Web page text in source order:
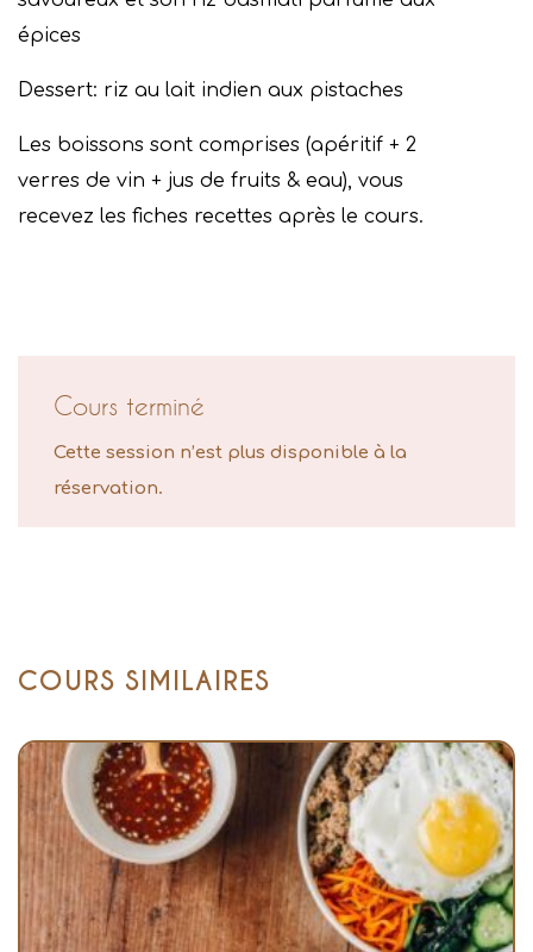
épices
Dessert: riz au lait indien aux pistaches
Les boissons sont comprises (apéritif + 2
verres de vin + jus de fruits & eau), vous
recevez les fiches recettes après le cours.
Cours terminé
Cette session n’est plus disponible à la
réservation.
COURS SIMILAIRES